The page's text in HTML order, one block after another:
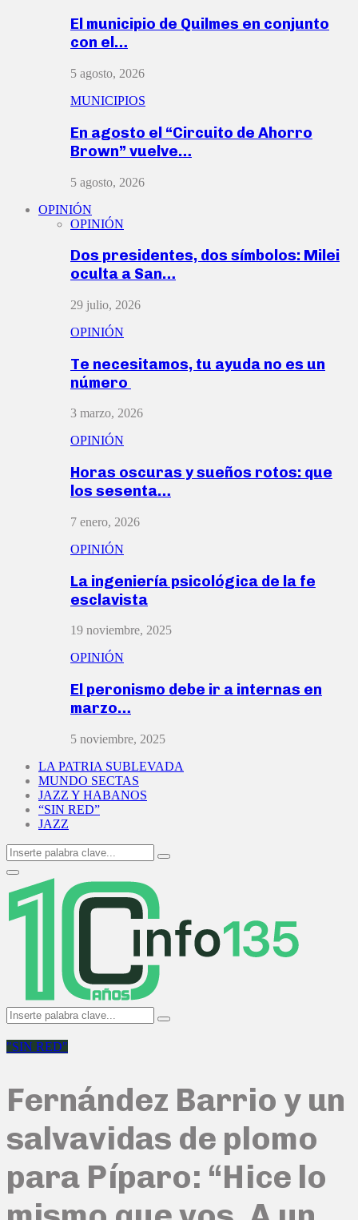
El municipio de Quilmes en conjunto
con el…
5 agosto, 2026
MUNICIPIOS
En agosto el “Circuito de Ahorro
Brown” vuelve…
5 agosto, 2026
OPINIÓN
OPINIÓN
Dos presidentes, dos símbolos: Milei
oculta a San…
29 julio, 2026
OPINIÓN
Te necesitamos, tu ayuda no es un
número
3 marzo, 2026
OPINIÓN
Horas oscuras y sueños rotos: que
los sesenta…
7 enero, 2026
OPINIÓN
La ingeniería psicológica de la fe
esclavista
19 noviembre, 2025
OPINIÓN
El peronismo debe ir a internas en
marzo…
5 noviembre, 2025
LA PATRIA SUBLEVADA
MUNDO SECTAS
JAZZ Y HABANOS
“SIN RED”
JAZZ
Search
for:
Search
Primary
Menu
Search
for:
Search
"SIN RED"
Fernández Barrio y un
salvavidas de plomo
para Píparo: “Hice lo